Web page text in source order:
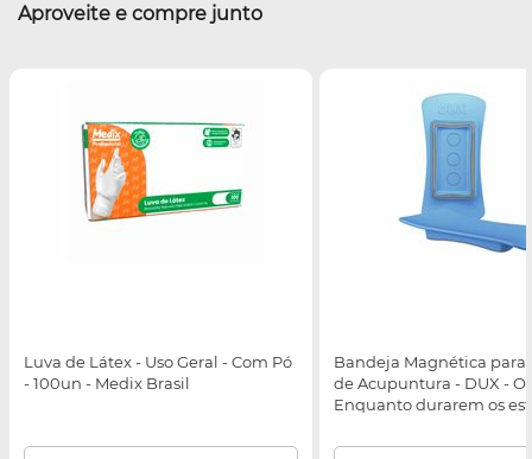
Aproveite e compre junto
Luva de Látex - Uso Geral - Com Pó
- 100un - Medix Brasil
Bandeja Magnética para
de Acupuntura - DUX -
Enquanto durarem os